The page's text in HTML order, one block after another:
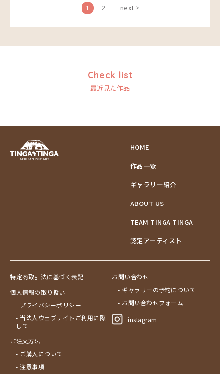
1 2 next >
Check list
最近見た作品
HOME
作品一覧
ギャラリー紹介
ABOUT US
TEAM TINGA TINGA
認定アーティスト
特定商取引法に基づく表記
個人情報の取り扱い
- プライバシーポリシー
- 当法人ウェブサイトご利用に際
して
ご注文方法
- ご購入について
- 注意事項
お問い合わせ
- ギャラリーの予約について
- お問い合わせフォーム
instagram